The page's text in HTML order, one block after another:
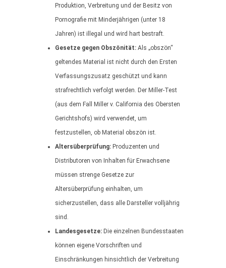
Produktion, Verbreitung und der Besitz von
Pornografie mit Minderjährigen (unter 18
Jahren) ist illegal und wird hart bestraft.
Gesetze gegen Obszönität: Als „obszön“
geltendes Material ist nicht durch den Ersten
Verfassungszusatz geschützt und kann
strafrechtlich verfolgt werden. Der Miller-Test
(aus dem Fall Miller v. California des Obersten
Gerichtshofs) wird verwendet, um
festzustellen, ob Material obszön ist.
Altersüberprüfung: Produzenten und
Distributoren von Inhalten für Erwachsene
müssen strenge Gesetze zur
Altersüberprüfung einhalten, um
sicherzustellen, dass alle Darsteller volljährig
sind.
Landesgesetze: Die einzelnen Bundesstaaten
können eigene Vorschriften und
Einschränkungen hinsichtlich der Verbreitung